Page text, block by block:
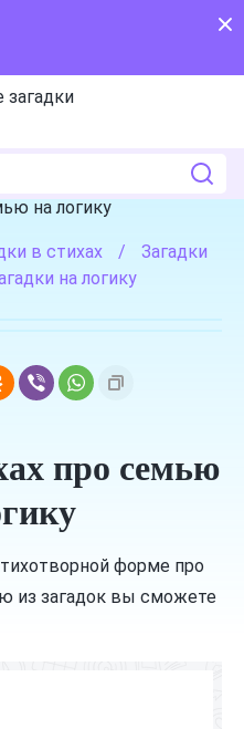
в стихах /
Загадки
на логику
про семью
форме про
из загадок вы сможете